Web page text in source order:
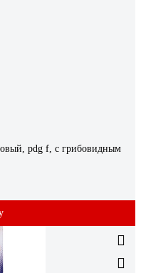
pdg f, с грибовидным